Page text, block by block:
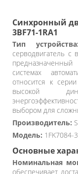
Синхронный
3BF71-1RA1
Тип устройства:
серводвигатель с
системах
относится к
высокой
выбором для
Производитель:
Модель: 1FK7084-
Основные
Номинальная
обеспечивает